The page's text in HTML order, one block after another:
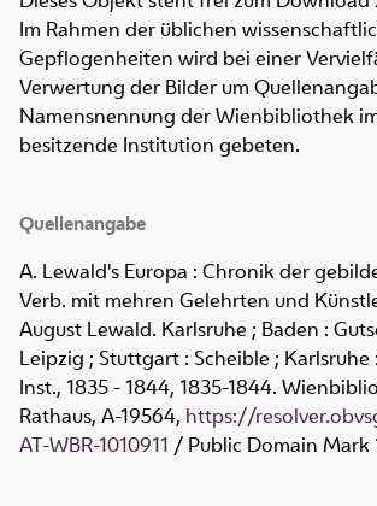
Im Rahmen der üblichen
Gepflogenheiten wird bei einer
Verwertung der Bilder um
Namensnennung der Wienbibliothek
besitzende Institution gebeten.
Quellenangabe
A. Lewald's Europa : Chronik der
Verb. mit mehren Gelehrten und
August Lewald. Karlsruhe ; Baden :
Leipzig ; Stuttgart : Scheible ; Karlsruhe
Inst., 1835 - 1844, 1835-1844.
Rathaus, A-19564, https://
AT-WBR-1010911 / Public Domain Mark